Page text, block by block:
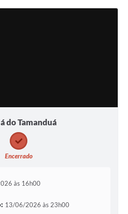
do Tamanduá
Encerrado
às 16h00
13/06/2026 às 23h00